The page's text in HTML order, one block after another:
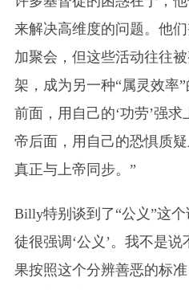
来解决高维度的问题。他
加聚会，但这些活动往往
架，成为另一种“属灵效率
前面，用自己的‘功劳’强
帝后面，用自己的恐惧质
真正与上帝同步。”
Billy特别谈到了“公义”这
徒很强调‘公义’。我不是
果按照这个分辨善恶的标